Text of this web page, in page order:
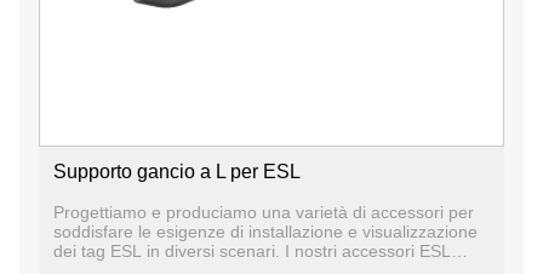
Supporto gancio a L per ESL
Progettiamo e produciamo una varietà di accessori per
soddisfare le esigenze di installazione e visualizzazione
dei tag ESL in diversi scenari. I nostri accessori ESL